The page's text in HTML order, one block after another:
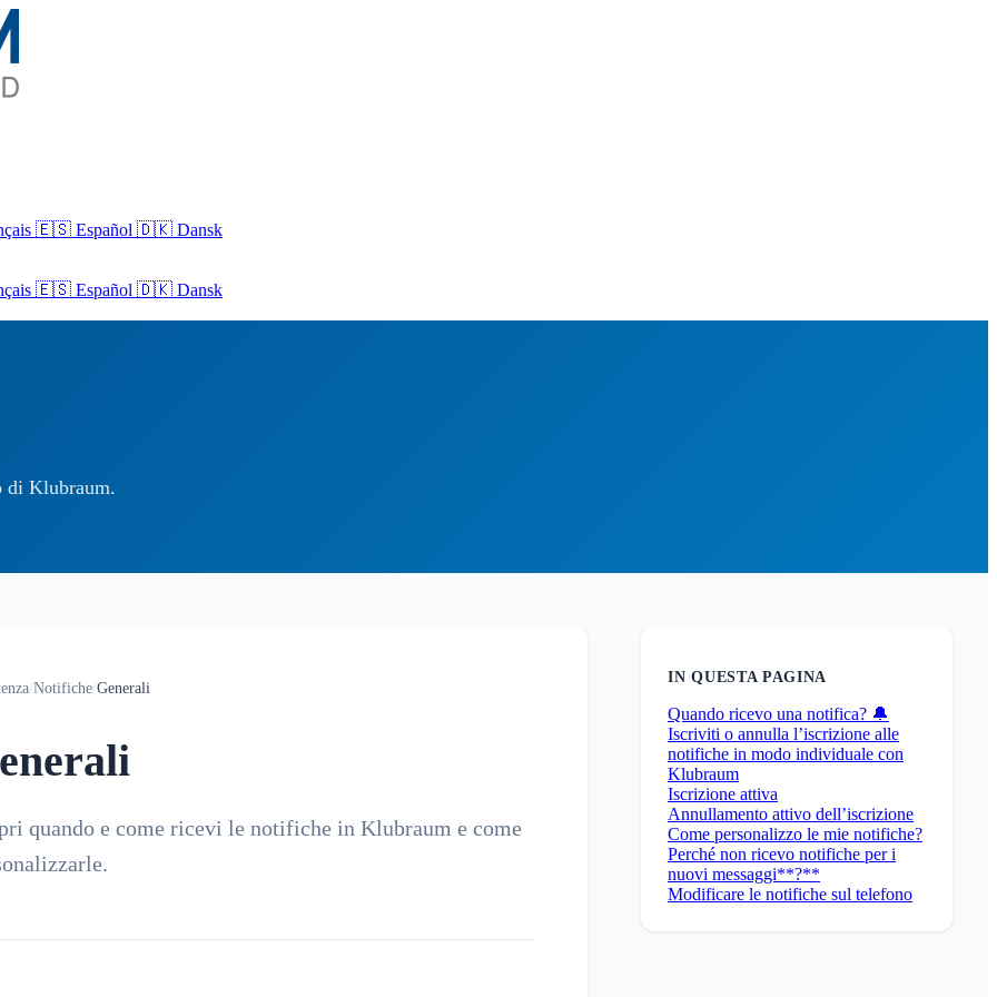
🇪🇸 Español 🇩🇰 Dansk
🇪🇸 Español 🇩🇰 Dansk
di Klubraum.
/Notifiche/Generali
quando e come ricevi le notifiche in Klubraum e come
IN QUESTA PAGINA
Quando ricevo una notifica? 🔔
Iscriviti o annulla l’iscrizione alle
notifiche in modo individuale con
Klubraum
Iscrizione attiva
Annullamento attivo dell’iscrizione
Come personalizzo le mie notifiche?
Perché non ricevo notifiche per i
nuovi messaggi**?**
Modificare le notifiche sul telefono